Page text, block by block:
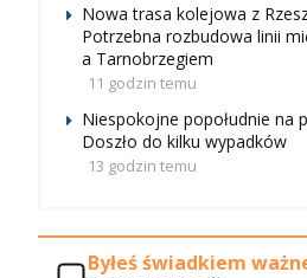
Nowa trasa kolejowa z
Potrzebna rozbudowa linii
a Tarnobrzegiem
11 godzin temu
Niespokojne popołudnie na
Doszło do kilku wypadków
13 godzin temu
Byłeś świadkiem